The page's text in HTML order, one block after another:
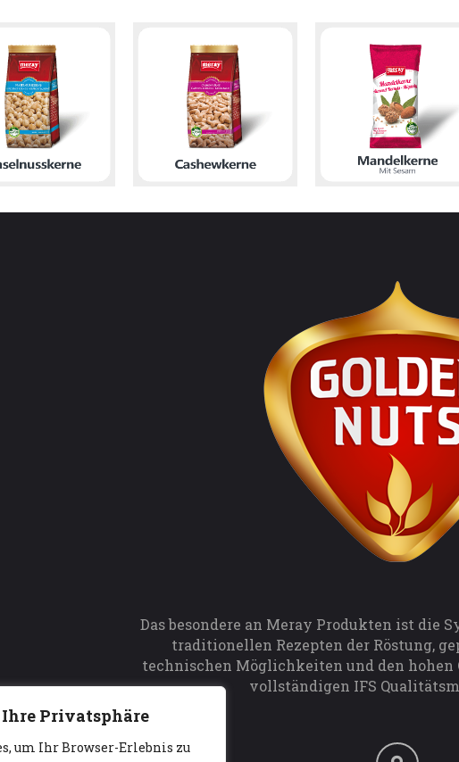
Privatsphäre
um Ihr Browser-Erlebnis zu
Das besondere an Meray Produkten ist die
traditionellen Rezepten der Röstung,
technischen Möglichkeiten und den hohen
vollständigen IFS